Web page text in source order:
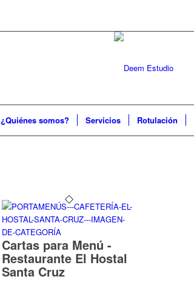
¿Quiénes somos? Servicios Rotulación
Cartas para Menú -
Restaurante El Hostal
Santa Cruz